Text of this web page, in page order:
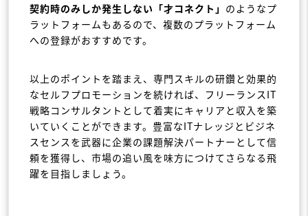
契約時のみしか発生しない「才コネクト」 のようなプ
ラットフォームもあるので、複数のプラットフォーム
への登録がおすすめです。
以上のポイントを踏まえ、専門スキルの研鑽と効果的
なセルフプロモーションを続ければ、フリーランスIT
戦略コンサルタントとして着実にキャリアと収入を築
いていくことができます。豊富なITナレッジとビジネ
スセンスを武器に企業の課題解決パートナーとして信
頼を獲得し、市場の追い風を味方につけてさらなる飛
躍を目指しましょう。